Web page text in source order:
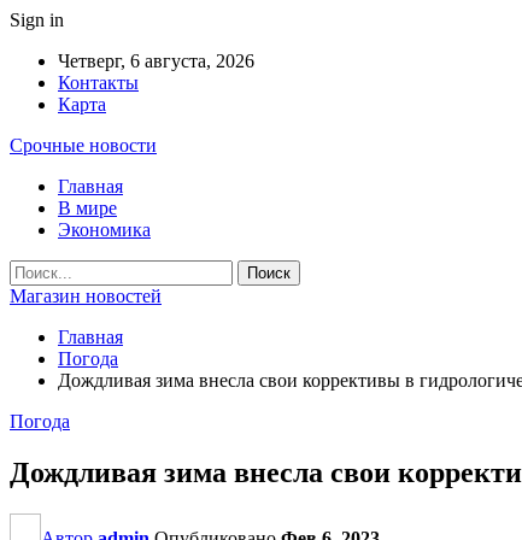
Sign in
Четверг, 6 августа, 2026
Контакты
Карта
Срочные новости
Главная
В мире
Экономика
Магазин новостей
Главная
Погода
Дождливая зима внесла свои коррективы в
Погода
Дождливая зима внесла свои